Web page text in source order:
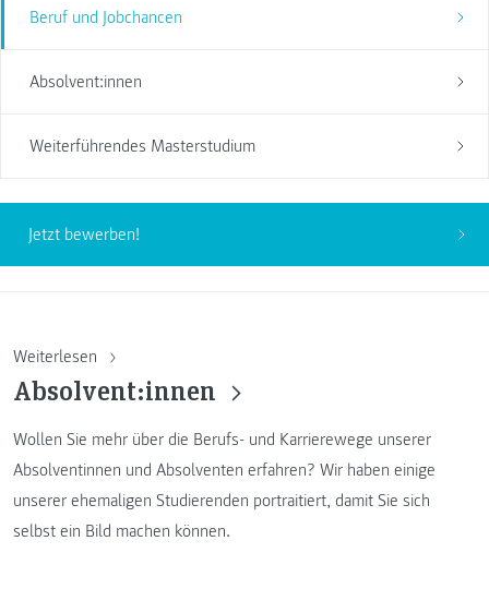
Beruf und Jobchancen
Absolvent:innen
Weiterführendes Masterstudium
Jetzt bewerben!
Weiterlesen
Absolvent:innen
Wollen Sie mehr über die Berufs- und Karrierewege unserer
Absolventinnen und Absolventen erfahren? Wir haben einige
unserer ehemaligen Studierenden portraitiert, damit Sie sich
selbst ein Bild machen können.